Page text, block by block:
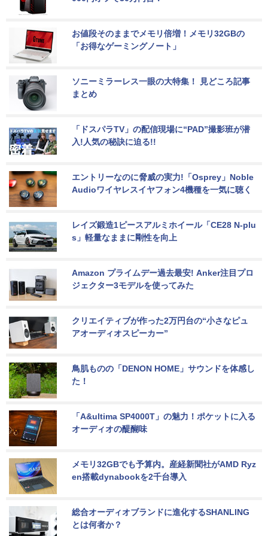
お値段そのままでメモリ倍増！メモリ32GBの
「お得なゲーミングノート」
ソニーミラーレス一眼の大特集！ 見どころ記事
まとめ
「ドスパラTV」の配信現場に“PAD”撮影班が潜
入!人気の秘訣に迫る!!
エントリーなのに脅威の実力!「Osprey」Noble
Audioワイヤレスイヤフォン4機種を一気に聴く
レイズ鍛造1ピースアルミホイール「CE28 N-plu
s」軽量なままに剛性を向上
Amazon プライムデー過去最安! Anker注目プロ
ジェクター3モデルを使ってみた
クリエイティブが作った2万円台の“小さなピュ
アオーディオスピーカー”
鳥肌ものの「DENON HOME」サウンドを体感し
た！
「A&ultima SP4000T」の魅力！ポケットに入る
オーディオの醍醐味
メモリ32GBでも予算内。産経新聞社がAMD Ryz
en搭載dynabookを2千台導入
総合オーディオブランドに進化するSHANLING
とは何者か？